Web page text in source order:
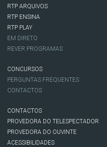
RTP ARQUIVOS
RTP ENSINA
RTP PLAY
EM DIRETO
REVER PROGRAMAS
CONCURSOS
PERGUNTAS FREQUENTES
CONTACTOS
CONTACTOS
PROVEDORA DO TELESPECTADOR
PROVEDORA DO OUVINTE
ACESSIBILIDADES